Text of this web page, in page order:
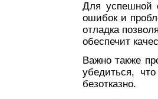
Для успешной
ошибок и
отладка
обеспечит
Важно также
убедиться,
безотказно.